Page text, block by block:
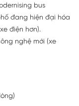
bus
đang hiện đại hóa
điện hơn).
nghệ mới (xe